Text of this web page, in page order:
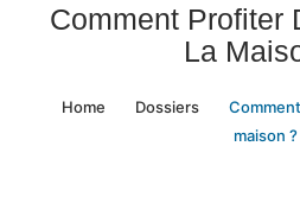
Comment Profiter
La
Home Dossiers
maison ?